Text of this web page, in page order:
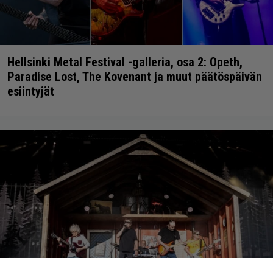
Hellsinki Metal Festival -galleria, osa 2: Opeth,
Paradise Lost, The Kovenant ja muut päätöspäivän
esiintyjät